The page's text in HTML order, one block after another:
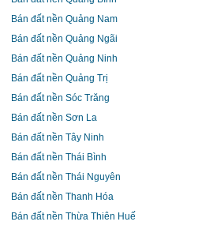
Bán đất nền Quảng Nam
Bán đất nền Quảng Ngãi
Bán đất nền Quảng Ninh
Bán đất nền Quảng Trị
Bán đất nền Sóc Trăng
Bán đất nền Sơn La
Bán đất nền Tây Ninh
Bán đất nền Thái Bình
Bán đất nền Thái Nguyên
Bán đất nền Thanh Hóa
Bán đất nền Thừa Thiên Huế